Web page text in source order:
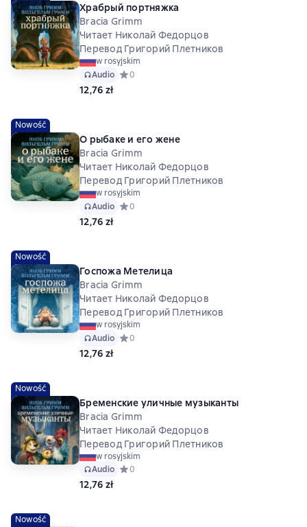
Храбрый портняжка
Bracia Grimm
Читает Николай Федорцов
Перевод Григорий Плетников
w rosyjskim
Audio Средний рейтинг 0 на основе 0 оценок
0
12,76 zł
Nowość
О рыбаке и его жене
Bracia Grimm
Читает Николай Федорцов
Перевод Григорий Плетников
w rosyjskim
Audio Средний рейтинг 0 на основе 0 оценок
0
12,76 zł
Nowość
Госпожа Метелица
Bracia Grimm
Читает Николай Федорцов
Перевод Григорий Плетников
w rosyjskim
Audio Средний рейтинг 0 на основе 0 оценок
0
12,76 zł
Nowość
Бременские уличные музыканты
Bracia Grimm
Читает Николай Федорцов
Перевод Григорий Плетников
w rosyjskim
Audio Средний рейтинг 0 на основе 0 оценок
0
12,76 zł
Nowość